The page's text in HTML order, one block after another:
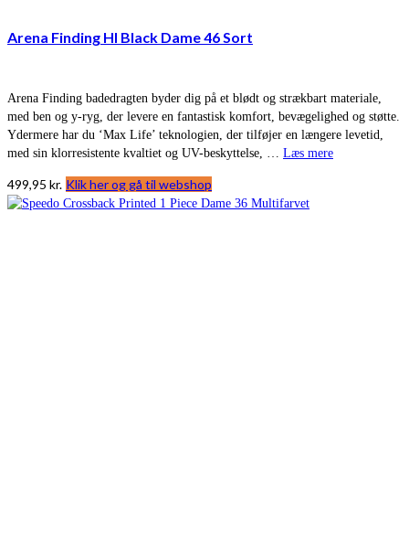
Arena Finding Hl Black Dame 46 Sort
Arena Finding badedragten byder dig på et blødt og strækbart materiale,
med ben og y-ryg, der levere en fantastisk komfort, bevægelighed og støtte.
Ydermere har du ‘Max Life’ teknologien, der tilføjer en længere levetid,
med sin klorresistente kvaltiet og UV-beskyttelse, … Læs mere
499,95 kr. Klik her og gå til webshop